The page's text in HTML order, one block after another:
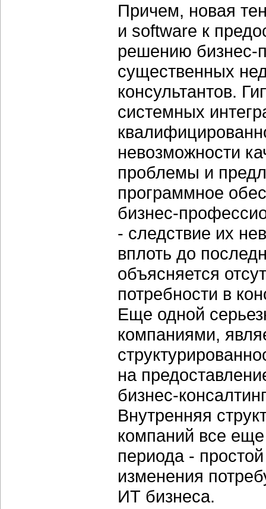
Причем, новая
и software к
решению бизнес-
существенных
консультантов.
системных
невозможности
проблемы и
программное
бизнес-
- следствие их
вплоть до
объясняется
потребности в
Еще одной
компаниями,
на
бизнес-
Внутренняя
компаний все
периода -
изменения
ИТ бизнеса.